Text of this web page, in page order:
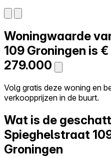
Zelf kopen
Alles-in-één
Reviews
Prijzen
Log in
Probeer Walter gratis
Woningwaarde
109 Groningen is €
279.000
Volg gratis deze woning en
verkoopprijzen in de buurt.
Wat is de
Spieghelstraat
Groningen